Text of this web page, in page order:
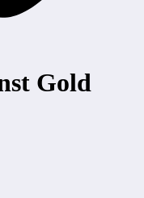
Gold